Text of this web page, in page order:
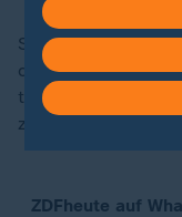
Seinen Ruf als
dürfte Gold
taugt es jedoch
zu halten, bleibt
ZDFheute auf